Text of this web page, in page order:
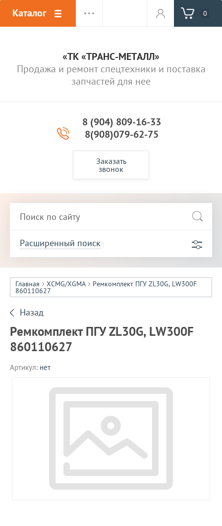
Каталог 0
«ТК «ТРАНС-МЕТАЛЛ»
Продажа и ремонт спецтехники и поставка
запчастей для нее
8 (904) 809-16-33
8(908)079-62-75
Заказать
звонок
Расширенный поиск
Главная XCMG/XGMA Ремкомплект ПГУ ZL30G, LW300F
860110627
Назад
Ремкомплект ПГУ ZL30G, LW300F
860110627
Артикул: нет